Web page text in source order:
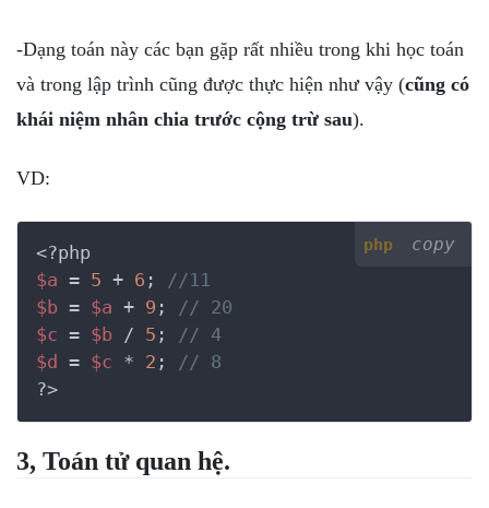
-Dạng toán này các bạn gặp rất nhiều trong khi học toán
và trong lập trình cũng được thực hiện như vậy (cũng có
khái niệm nhân chia trước cộng trừ sau).
VD:
php copy
<?php
$a = 5 + 6 ;
//11
$b = $a + 9 ;
// 20
$c = $b / 5 ;
// 4
$d
= $c * 2 ;
// 8
?>
3, Toán tử quan hệ.